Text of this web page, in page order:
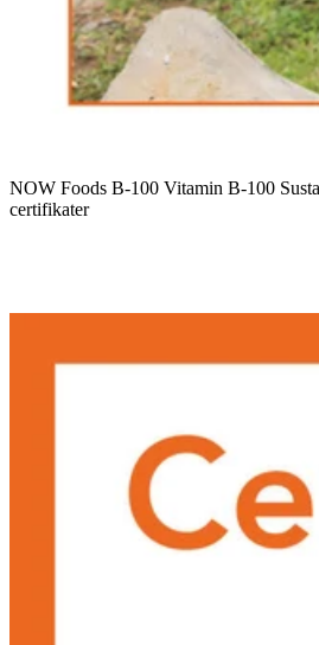
NOW Foods B-100 Vitamin B-100
certifikater